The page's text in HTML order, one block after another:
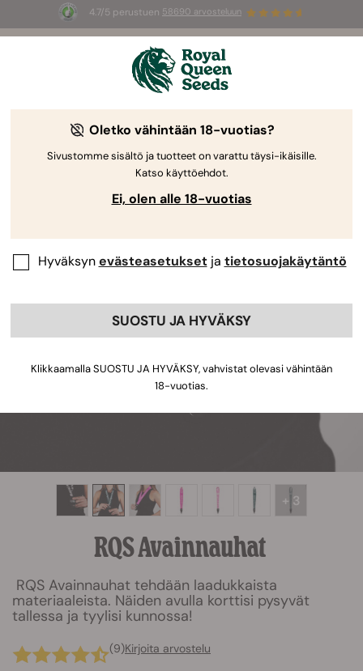
4.7/5 perustuen 58690 arvosteluun
3 White Widow Auto mag
+ 3
RQS Avainnauhat
RQS Avainnauhat tehdään laadukkaista
materiaaleista. Näiden avulla korttisi pysyvät
tallessa ja tyylisi kunnossa!
(9)Kirjoita arvostelu
Oletko vähintään 18-vuotias?
Sivustomme sisältö ja tuotteet on varattu täysi-ikäisille.
Katso käyttöehdot.
Ei, olen alle 18-vuotias
Hyväksynevästeasetuksetja tietosuojakäytäntö
SUOSTU JA HYVÄKSY
Klikkaamalla SUOSTU JA HYVÄKSY, vahvistat olevasi vähintään
18-vuotias.